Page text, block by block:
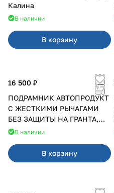
Калина
В наличии
В корзину
16 500 ₽
ПОДРАМНИК АВТОПРОДУКТ
С ЖЕСТКИМИ РЫЧАГАМИ
БЕЗ ЗАЩИТЫ НА ГРАНТА,
КАЛИНА, КАЛИНА 2 ПОСЛЕ
В наличии
В корзину